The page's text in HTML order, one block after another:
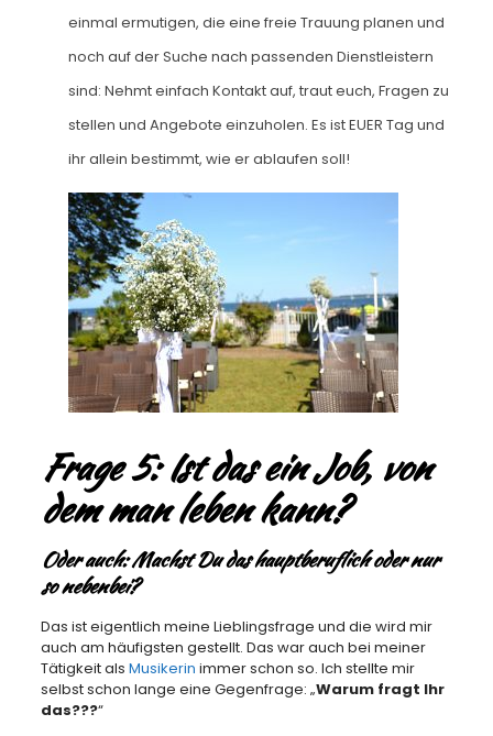
einmal ermutigen, die eine freie Trauung planen und
noch auf der Suche nach passenden Dienstleistern
sind: Nehmt einfach Kontakt auf, traut euch, Fragen zu
stellen und Angebote einzuholen. Es ist EUER Tag und
ihr allein bestimmt, wie er ablaufen soll!
Frage 5: Ist das ein Job, von
dem man leben kann?
Oder auch: Machst Du das hauptberuflich oder nur
so nebenbei?
Das ist eigentlich meine Lieblingsfrage und die wird mir
auch am häufigsten gestellt. Das war auch bei meiner
Tätigkeit als Musikerin immer schon so. Ich stellte mir
selbst schon lange eine Gegenfrage: „Warum fragt Ihr
das???“